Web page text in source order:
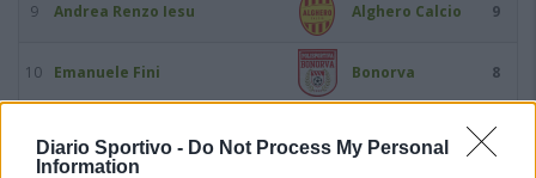
Diario Sportivo - Do Not Process My Personal
Information
9 Andrea Renzo Iesu Alghero Calcio 9
10 Emanuele Fini Bonorva 8
7